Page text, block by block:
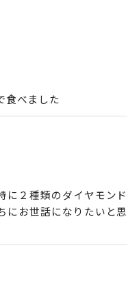
食べました
に２種類のダイヤモンド
にお世話になりたいと思